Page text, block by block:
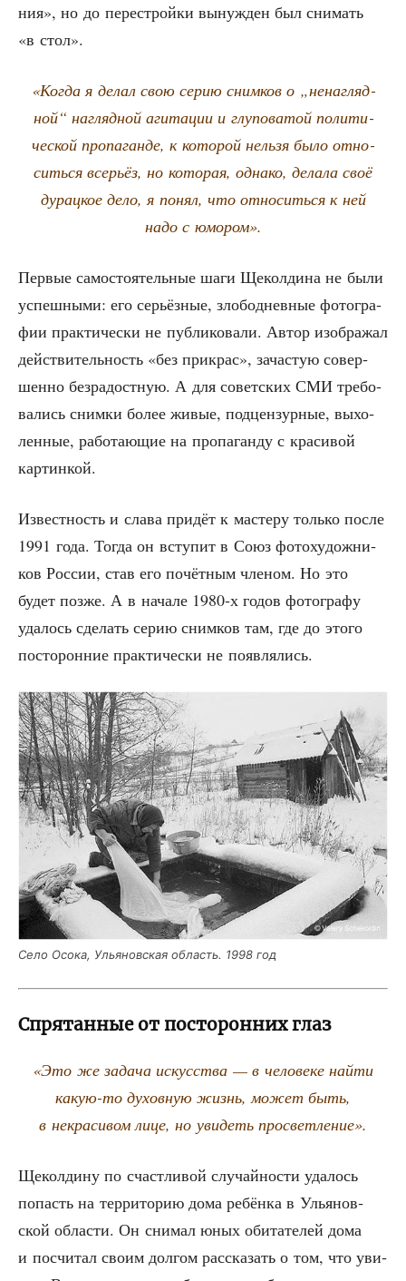
ния», но до пере­строй­ки вынуж­ден был сни­мать
«в стол».
«Когда я делал свою серию сним­ков о „нена­гляд­
ной“ нагляд­ной аги­та­ции и глу­по­ва­той поли­ти­
че­ской про­па­ган­де, к кото­рой нель­зя было отно­
сить­ся все­рьёз, но кото­рая, одна­ко, дела­ла своё
дурац­кое дело, я понял, что отно­сить­ся к ней
надо с юмором».
Пер­вые само­сто­я­тель­ные шаги Щекол­ди­на не были
успеш­ны­ми: его серьёз­ные, зло­бо­днев­ные фото­гра­
фии прак­ти­че­ски не пуб­ли­ко­ва­ли. Автор изоб­ра­жал
дей­стви­тель­ность «без при­крас», зача­стую совер­
шен­но без­ра­дост­ную. А для совет­ских СМИ тре­бо­
ва­лись сним­ки более живые, под­цен­зур­ные, выхо­
лен­ные, рабо­та­ю­щие на про­па­ган­ду с кра­си­вой
картинкой.
Извест­ность и сла­ва при­дёт к масте­ру толь­ко после
1991 года. Тогда он всту­пит в Союз фото­ху­дож­ни­
ков Рос­сии, став его почёт­ным чле­ном. Но это
будет поз­же. А в нача­ле 1980‑х годов фото­гра­фу
уда­лось сде­лать серию сним­ков там, где до это­го
посто­рон­ние прак­ти­че­ски не появлялись.
Село Осо­ка, Улья­нов­ская область. 1998 год
Спрятанные от посторонних глаз
«Это же зада­ча искус­ства — в чело­ве­ке най­ти
какую-то духов­ную жизнь, может быть,
в некра­си­вом лице, но уви­деть просветление».
Щекол­ди­ну по счаст­ли­вой слу­чай­но­сти уда­лось
попасть на тер­ри­то­рию дома ребён­ка в Улья­нов­
ской обла­сти. Он сни­мал юных оби­та­те­лей дома
и посчи­тал сво­им дол­гом рас­ска­зать о том, что уви­